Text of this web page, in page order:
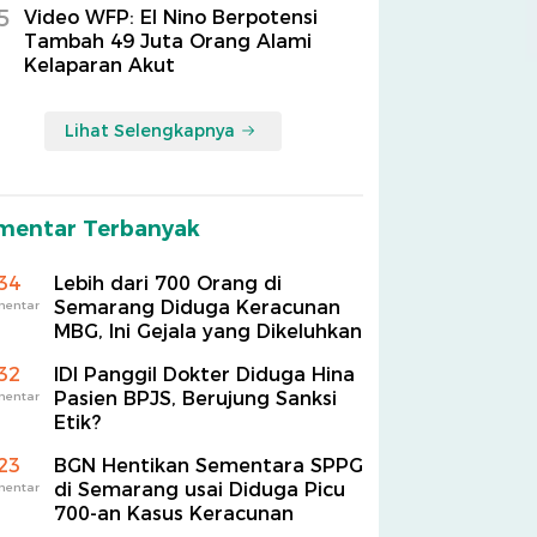
Video WFP: El Nino Berpotensi
Tambah 49 Juta Orang Alami
Kelaparan Akut
Lihat Selengkapnya
Terbanyak
Lebih dari 700 Orang di
Semarang Diduga Keracunan
MBG, Ini Gejala yang Dikeluhkan
IDI Panggil Dokter Diduga Hina
Pasien BPJS, Berujung Sanksi
Etik?
BGN Hentikan Sementara SPPG
di Semarang usai Diduga Picu
700-an Kasus Keracunan